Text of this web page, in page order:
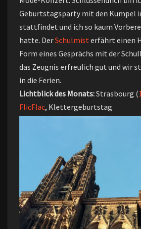
Geburtstagsparty mit den Kumpel
stattfindet und ich so kaum
hatte. DerSchulmisterfährt einen
Form eines Gesprächs mit der
das Zeugnis erfreulich gut und wir
in die Ferien.
Lichtblick des Monats:Strasbourg (
FlicFlac, Klettergeburtstag